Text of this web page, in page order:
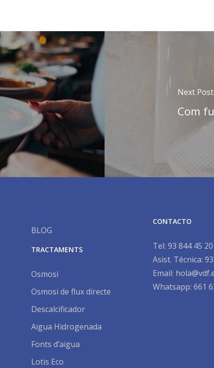
Next Post
Com
BLOG
TRACTAMENTS
Osmosi
Osmosi de flux directe
Descalcificador
Aigua Hidrogenada
Fonts d’aigua
Lotis Eco
CONTACTO
Tel: 93 844 45 20
Asist. Técnica:
Email:
Whatsapp: 661